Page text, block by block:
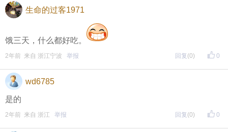
生命的过客1971
饿三天，什么都好吃。
0
2年前 来自 浙江宁波 举报 回复 (0)
wd6785
是的
0
2年前 来自 浙江 举报 回复 (0)